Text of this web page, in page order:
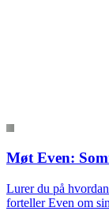
Møt Even:
Lurer du på
forteller Even om